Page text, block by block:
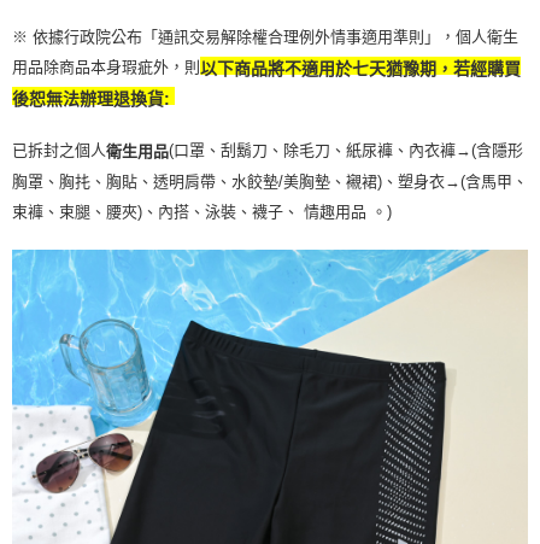
※ 依據行政院公布「通訊交易解除權合理例外情事適用準則」，個人衛生
用品除商品本身瑕疵外，則以下商品將不適用於七天猶豫期，若經購買
後恕無法辦理退換貨:
已拆封之個人衛生用品(口罩、刮鬍刀、除毛刀、紙尿褲、內衣褲→(含隱形
胸罩、胸扥、胸貼、透明肩帶、水餃墊/美胸墊、襯裙)、塑身衣→(含馬甲、
束褲、束腿、腰夾) 、內搭、泳裝、襪子、 情趣用品 。)